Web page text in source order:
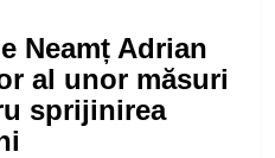
Neamț Adrian
al unor măsuri
sprijinirea